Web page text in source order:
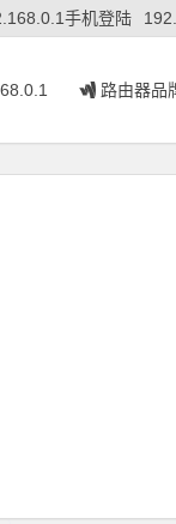
手机登陆
路由器品